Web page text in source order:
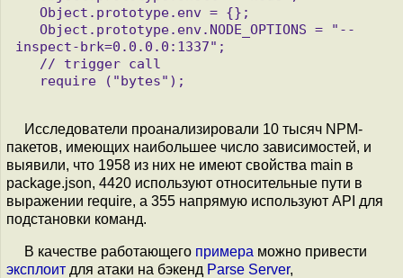
inspect-brk=0.0.0.0:1337";
Исследователи проанализировали 10 тысяч NPM-
пакетов, имеющих наибольшее число зависимостей, и
выявили, что 1958 из них не имеют свойства main в
package.json, 4420 используют относительные пути в
выражении require, а 355 напрямую используют API для
подстановки команд.
В качестве работающего примера можно привести
эксплоит для атаки на бэкенд Parse Server,